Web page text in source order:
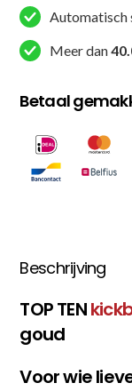
/
aantal
Automatisch
Meer dan
Betaal
Beschrijving
TOP TEN
goud
Voor wie